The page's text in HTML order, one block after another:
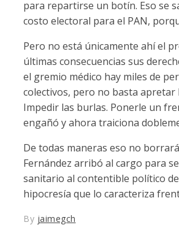
para repartirse un botín. Eso se
costo electoral para el PAN,
Pero no está únicamente ahí el
últimas consecuencias sus
el gremio médico hay miles de
colectivos, pero no basta apretar
Impedir las burlas. Ponerle un
engañó y ahora traiciona
De todas maneras eso no
Fernández arribó al cargo para
sanitario al contentible político
hipocresía que lo caracteriza
By jaimegch